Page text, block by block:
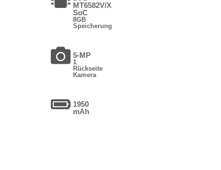
MT6582V/X
SoC
8GB
Speicherung
5-MP
1
Rückseite
Kamera
1950
mAh